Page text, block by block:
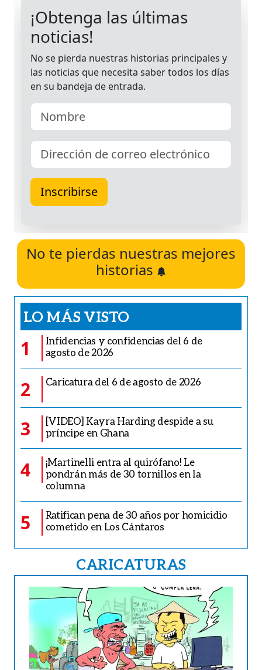
No te pierdas nuestras mejores
historias
LO MÁS VISTO
1
Infidencias y confidencias del 6 de
agosto de 2026
2 Caricatura del 6 de agosto de 2026
3
[VIDEO] Kayra Harding despide a su
príncipe en Ghana
4
¡Martinelli entra al quirófano! Le
pondrán más de 30 tornillos en la
columna
5
Ratifican pena de 30 años por homicidio
cometido en Los Cántaros
CARICATURAS